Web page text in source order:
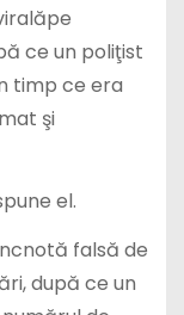
ce un poliţist
timp ce era
şi
el.
falsă de
după ce un